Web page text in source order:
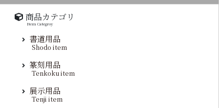
商品カテゴリ
Item Categroy
書道用品
Shodo item
篆刻用品
Tenkoku item
展示用品
Tenji item